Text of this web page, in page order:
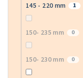
145 - 220 mm 1
150- 235 mm 0
150- 230 mm 0